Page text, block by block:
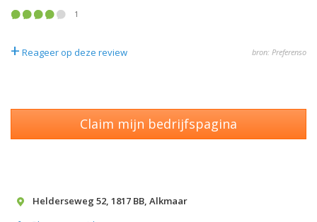
1
+ Reageer op deze review bron: Preferenso
Claim mijn bedrijfspagina
Helderseweg 52, 1817 BB, Alkmaar